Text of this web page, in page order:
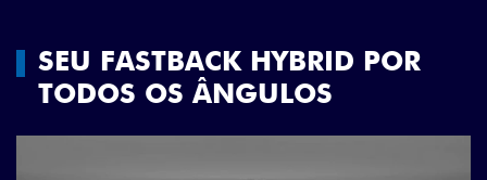
SEU FASTBACK HYBRID POR
TODOS OS ÂNGULOS